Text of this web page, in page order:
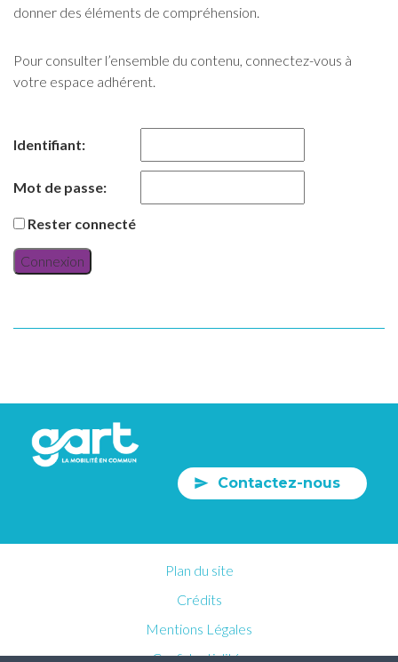
donner des éléments de compréhension.
Pour consulter l’ensemble du contenu, connectez-vous à
votre espace adhérent.
Identifiant:
Mot de passe:
Rester connecté
Connexion
Contactez-nous
Plan du site
Crédits
Mentions Légales
Confidentialités